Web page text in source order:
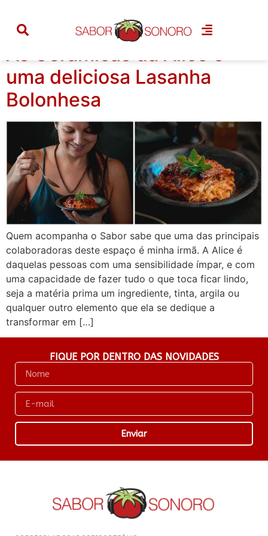
Tag: bolonhesa
As Cerâmicas da Alice e
uma deliciosa Lasanha
Bolonhesa
Quem acompanha o Sabor sabe que uma das principais
colaboradoras deste espaço é minha irmã. A Alice é
daquelas pessoas com uma sensibilidade ímpar, e com
uma capacidade de fazer tudo o que toca ficar lindo,
seja a matéria prima um ingrediente, tinta, argila ou
qualquer outro elemento que ela se dedique a
transformar em […]
FIQUE POR DENTRO DAS NOVIDADES
Enviar